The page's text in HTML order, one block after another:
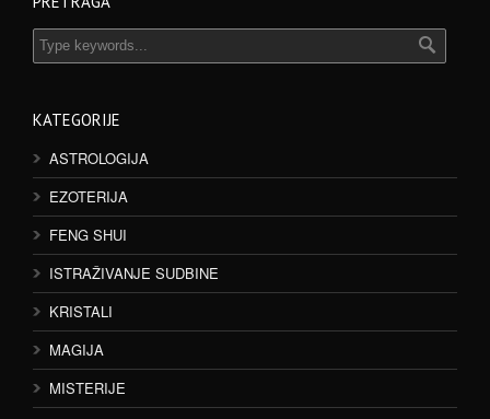
KATEGORIJE
ASTROLOGIJA
EZOTERIJA
FENG SHUI
ISTRAŽIVANJE SUDBINE
KRISTALI
MAGIJA
MISTERIJE